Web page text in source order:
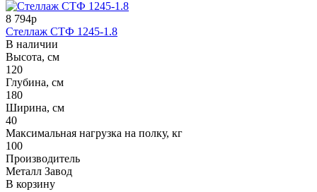
8 794р
Стеллаж СТФ 1245-1.8
В наличии
Высота, см
120
Глубина, см
180
Ширина, см
40
Максимальная нагрузка на полку, кг
100
Производитель
Металл Завод
В корзину